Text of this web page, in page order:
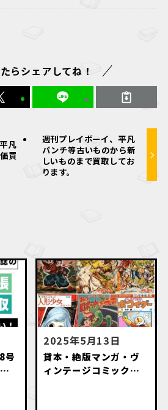
らシェアしてね！
凡
買
週刊プレイボーイ、平凡
パンチ等古いものから新
しいものまで買取してお
ります。
号
貸本・絶版マンガ・ヴ
ィンテージコミック・
2025年5月13日